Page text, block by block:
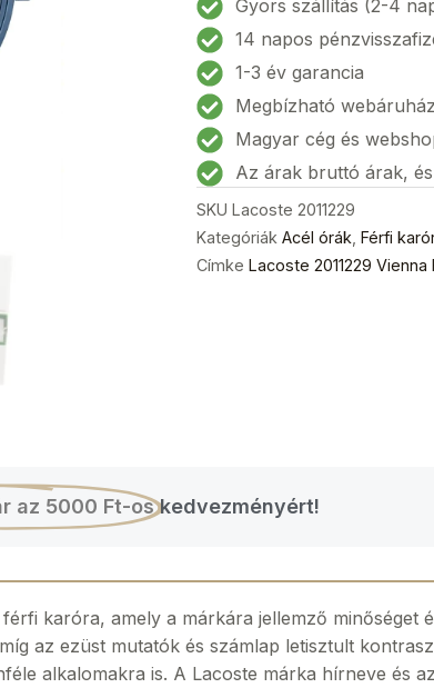
karóra
42mm
5ATM
mennyiség
Gyors szállítás (2-4
14 napos
1-3 év garancia
Megbízható webáruház
Magyar cég és
Az árak bruttó árak,
SKU Lacoste 2011229
Kategóriák Acél órák Férfi
Címke Lacoste 2011229
az 5000 Ft-os kedvezményért!
karóra, amely a márkára jellemző minőséget
az ezüst mutatók és számlap letisztult
alkalomakra is. A Lacoste márka hírneve és